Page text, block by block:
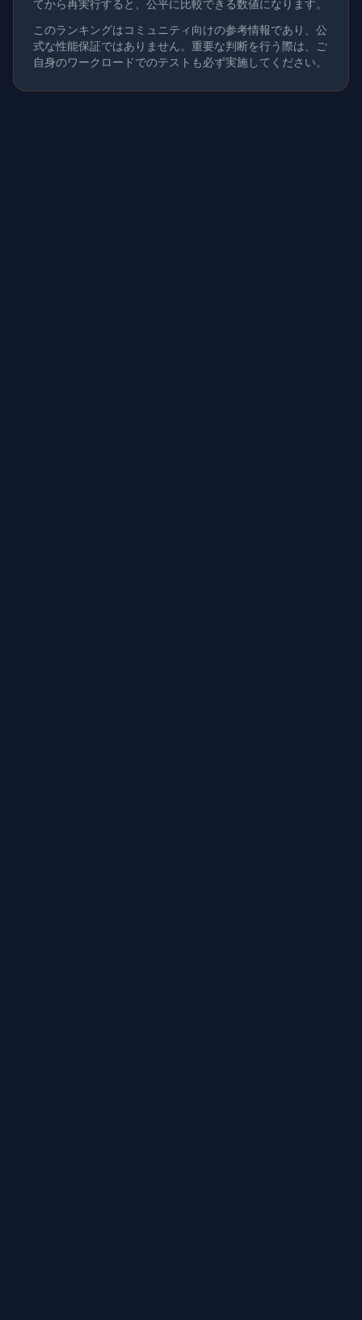
てから再実行すると、公平に比較できる数値になります。
このランキングはコミュニティ向けの参考情報であり、公
式な性能保証ではありません。重要な判断を行う際は、ご
自身のワークロードでのテストも必ず実施してください。